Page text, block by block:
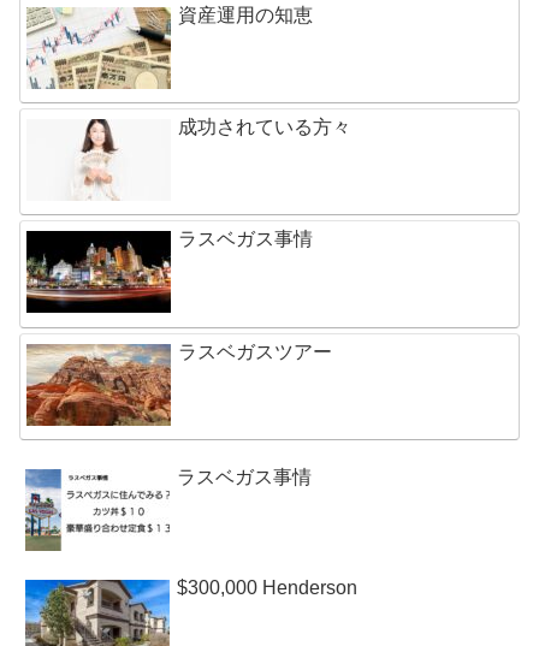
資産運用の知恵
成功されている方々
ラスベガス事情
ラスベガスツアー
ラスベガス事情
$300,000 Henderson